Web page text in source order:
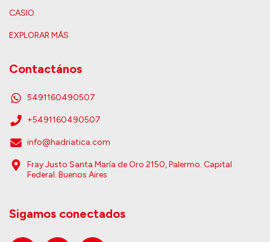
CASIO
EXPLORAR MÁS
Contactános
5491160490507
+5491160490507
info@hadriatica.com
Fray Justo Santa María de Oro 2150, Palermo. Capital
Federal. Buenos Aires
Sigamos conectados